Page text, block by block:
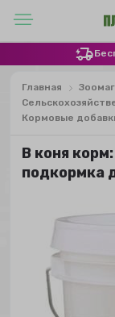
Главная
Кормовые
В коня
подкормка